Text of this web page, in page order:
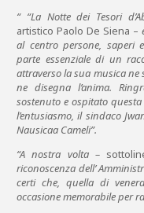
“ “La Notte dei Tesori
artistico Paolo De Siena –
al centro persone, saperi
parte essenziale di un
attraverso la sua musica ne
ne disegna l’anima.
sostenuto e ospitato
l’entusiasmo, il sindaco
Nausicaa Cameli”.
“A nostra volta –
riconoscenza dell’
certi che, quella di
occasione memorabile per